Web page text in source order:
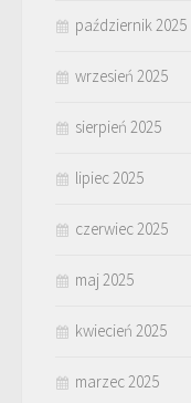
październik 2025
wrzesień 2025
sierpień 2025
lipiec 2025
czerwiec 2025
maj 2025
kwiecień 2025
marzec 2025